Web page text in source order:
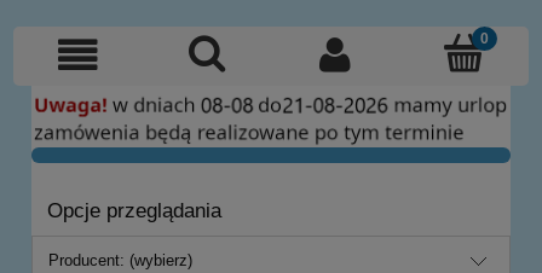
Opcje przeglądania
Producent: (wybierz)